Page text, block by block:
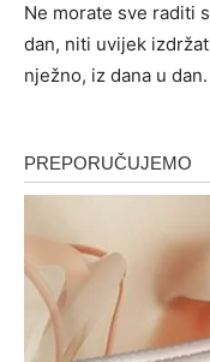
Ne morate sve raditi
dan, niti uvijek
nježno, iz dana u dan.